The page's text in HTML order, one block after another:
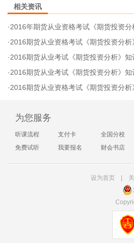
相关资讯
·2016年期货从业资格考试《期货投资分析》知
·2016期货从业资格考试《期货投资分析》知识
·2016期货从业考试《期货投资分析》知识点：
·2016期货从业考试《期货投资分析》知识点：
·2016期货从业资格考试《期货投资分析》
为您服务
听课流程 支付卡 全国分校
免费试听
我要报名 财会书店
设为首页|